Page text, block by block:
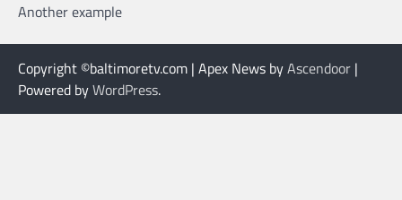
Another example
Copyright ©baltimoretv.com | Apex News byAscendoor |
Powered byWordPress.